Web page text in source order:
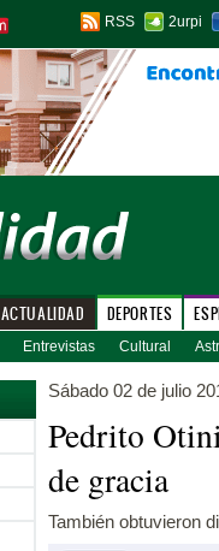
RSS 2urpi
ACTUALIDAD DEPORTES
Entrevistas Cultural
Sábado 02 de julio
Pedrito
de gracia
También obtuvieron